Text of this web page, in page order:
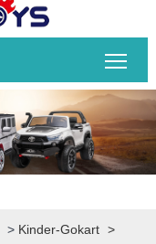
> Kinder-Gokart >